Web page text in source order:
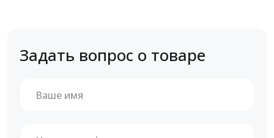
Задать вопрос о товаре